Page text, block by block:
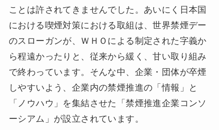
ことは許されてきませんでした。あいにく日本国
における喫煙対策における取組は、世界禁煙デー
のスローガンが、ＷＨＯによる制定された字義か
ら程遠かったりと、従来から緩く、甘い取り組み
で終わっています。そんな中、企業・団体が卒煙
しやすいよう、企業内の禁煙推進の「情報」と
「ノウハウ」を集結させた「禁煙推進企業コンソ
ーシアム」が設立されています。